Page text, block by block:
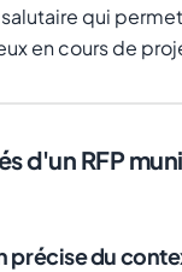
qui
en cours de
d'un RFP
précise du